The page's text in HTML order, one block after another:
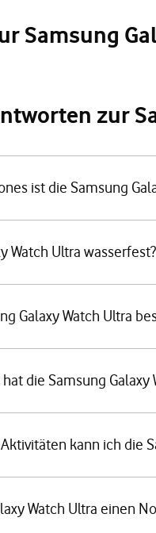
Samsung
zur
ist die Samsung
Watch Ultra wasserfest?
Galaxy Watch Ultra
die Samsung Galaxy
kann ich die
Watch Ultra einen